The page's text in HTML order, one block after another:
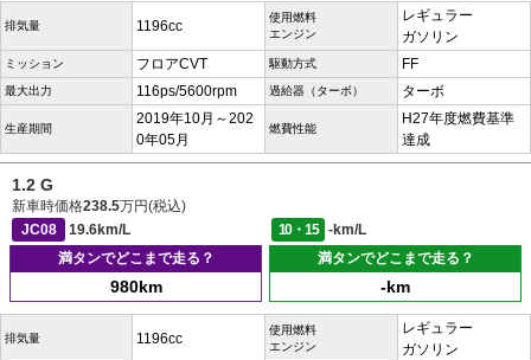
排気量 1196cc
使用燃料
エンジン
レギュラー
ガソリン
ミッション フロアCVT 駆動方式 FF
最大出力 116ps/5600rpm 過給器（ターボ） ターボ
生産期間
2019年10月～202
0年05月
燃費性能
H27年度燃費基準
達成
1.2 G
新車時価格238.5万円(税込)
JC08
19.6km/L 10・15
-km/L
満タンでどこまで走る？
980km
満タンでどこまで走る？
-km
排気量 1196cc
使用燃料
エンジン
レギュラー
ガソリン